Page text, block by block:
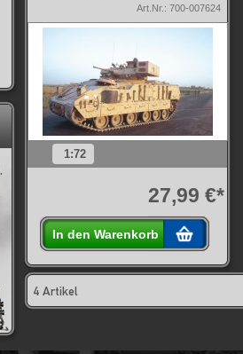
Art.Nr.: 700-007624
1:72
27,99 €*
In den Warenkorb
4 Artikel